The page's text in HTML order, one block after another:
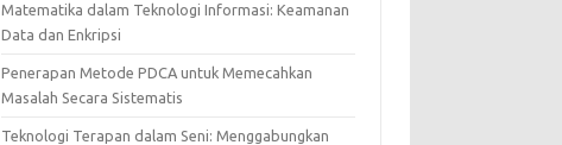
Matematika dalam Teknologi Informasi: Keamanan
Data dan Enkripsi
Penerapan Metode PDCA untuk Memecahkan
Masalah Secara Sistematis
Teknologi Terapan dalam Seni: Menggabungkan